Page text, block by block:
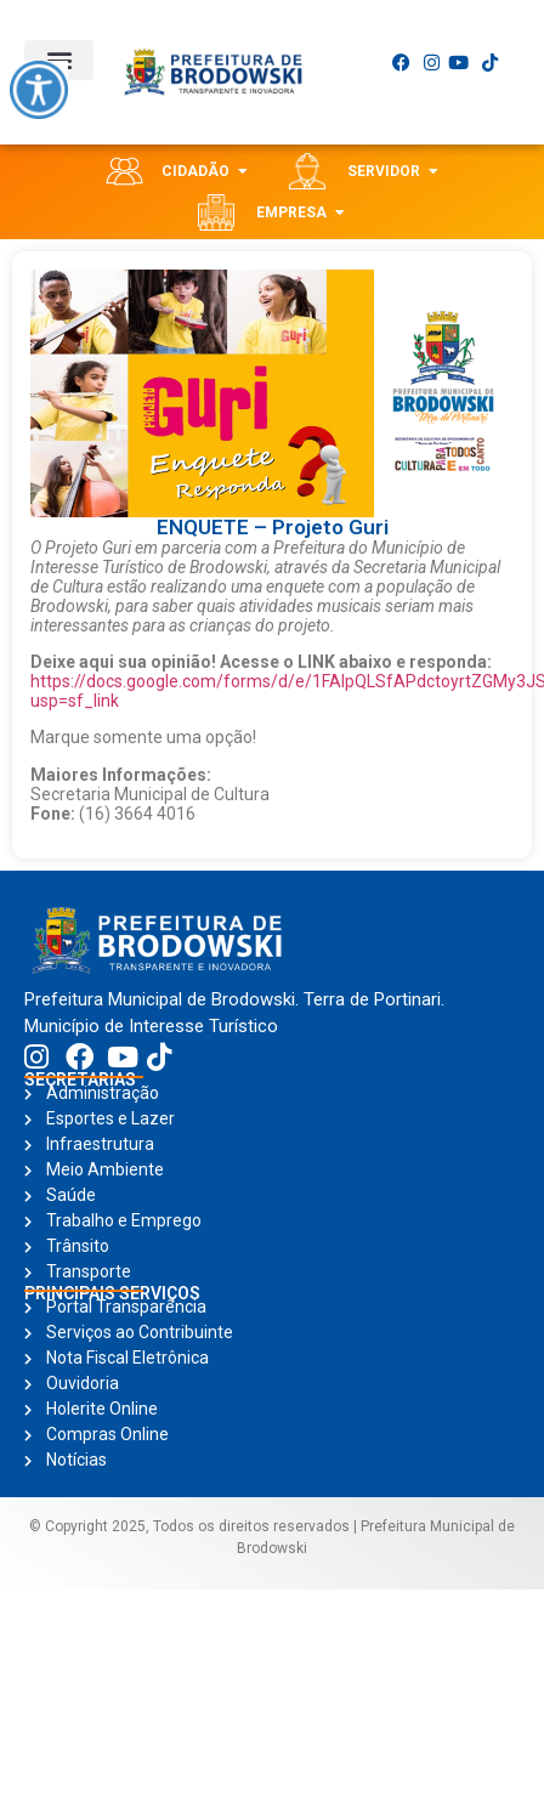
CIDADÃO SERVIDOR
EMPRESA
ENQUETE – Projeto Guri
O Projeto Guri em parceria com a Prefeitura do Município de
Interesse Turístico de Brodowski, através da Secretaria Municipal
de Cultura estão realizando uma enquete com a população de
Brodowski, para saber quais atividades musicais seriam mais
interessantes para as crianças do projeto.
Deixe aqui sua opinião! Acesse o LINK abaixo e responda:
https://docs.google.com/forms/d/e/
usp=sf_link
Marque somente uma opção!
Maiores Informações:
Secretaria Municipal de Cultura
Fone: (16) 3664 4016
Prefeitura Municipal de Brodowski. Terra de Portinari.
Município de Interesse Turístico
SECRETARIAS
Administração
Esportes e Lazer
Infraestrutura
Meio Ambiente
Saúde
Trabalho e Emprego
Trânsito
Transporte
PRINCIPAIS SERVIÇOS
Portal Transparência
Serviços ao Contribuinte
Nota Fiscal Eletrônica
Ouvidoria
Holerite Online
Compras Online
Notícias
© Copyright 2025, Todos os direitos reservados | Prefeitura Municipal de
Brodowski